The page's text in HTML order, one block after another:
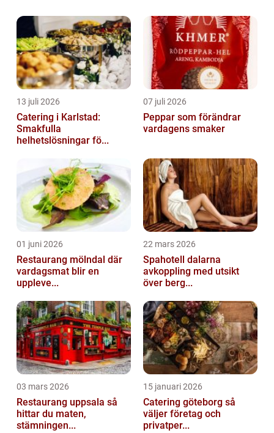
13 juli 2026
Catering i Karlstad:
Smakfulla
helhetslösningar fö...
07 juli 2026
Peppar som förändrar
vardagens smaker
01 juni 2026
Restaurang mölndal där
vardagsmat blir en
uppleve...
22 mars 2026
Spahotell dalarna
avkoppling med utsikt
över berg...
03 mars 2026
Restaurang uppsala så
hittar du maten,
stämningen...
15 januari 2026
Catering göteborg så
väljer företag och
privatper...